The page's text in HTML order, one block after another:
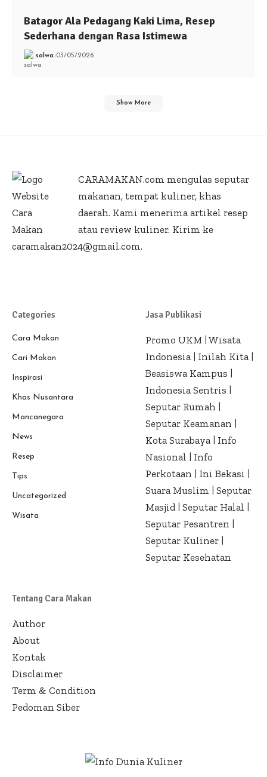
Batagor Ala Pedagang Kaki Lima, Resep
Sederhana dengan Rasa Istimewa
salwa 03/05/2026
Show More
CARAMAKAN.com mengulas seputar
makanan, tempat kuliner, khas
daerah. Kami menerima artikel resep
atau review kuliner. Kirim ke
caramakan2024@gmail.com.
Categories
Cara Makan
Cari Makan
Inspirasi
Khas Nusantara
Mancanegara
News
Resep
Tips
Uncategorized
Wisata
Jasa Publikasi
Promo UKM Wisata
Indonesia
Inilah Kita
Beasiswa Kampus
Indonesia Sentris
Seputar Rumah
Seputar Keamanan
Kota Surabaya
Info
Nasional
Info
Perkotaan
Ini Bekasi
Suara Muslim
Seputar
Masjid Seputar Halal
Seputar Pesantren
Seputar Kuliner
Seputar Kesehatan
Tentang Cara Makan
Author
About
Kontak
Disclaimer
Term & Condition
Pedoman Siber